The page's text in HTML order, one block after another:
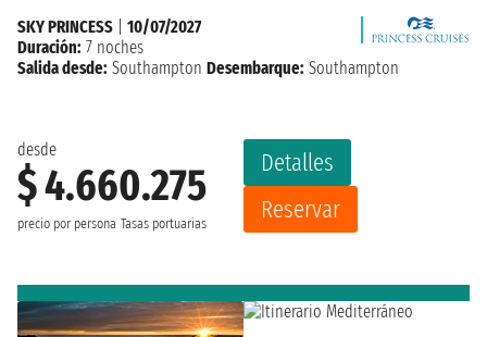
desde
$ 4.660.275
precio por persona Tasas portuarias
Detalles
Reservar
SKY PRINCESS
10/07/2027
Duración: 7 noches
Salida desde: Southampton Desembarque: Southampton